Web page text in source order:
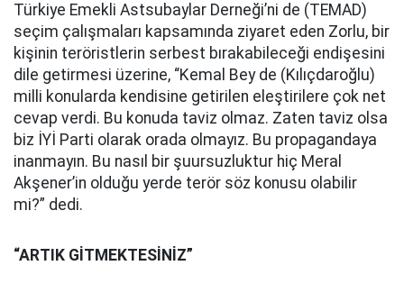
Türkiye Emekli Astsubaylar Derneği’ni de (TEMAD)
seçim çalışmaları kapsamında ziyaret eden Zorlu, bir
kişinin teröristlerin serbest bırakabileceği endişesini
dile getirmesi üzerine, “Kemal Bey de (Kılıçdaroğlu)
milli konularda kendisine getirilen eleştirilere çok net
cevap verdi. Bu konuda taviz olmaz. Zaten taviz olsa
biz İYİ Parti olarak orada olmayız. Bu propagandaya
inanmayın. Bu nasıl bir şuursuzluktur hiç Meral
Akşener’in olduğu yerde terör söz konusu olabilir
mi?” dedi.
“ARTIK GİTMEKTESİNİZ”